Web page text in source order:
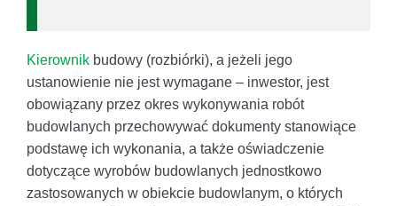
Kierownik budowy (rozbiórki), a jeżeli jego
ustanowienie nie jest wymagane – inwestor, jest
obowiązany przez okres wykonywania robót
budowlanych przechowywać dokumenty stanowiące
podstawę ich wykonania, a także oświadczenie
dotyczące wyrobów budowlanych jednostkowo
zastosowanych w obiekcie budowlanym, o których